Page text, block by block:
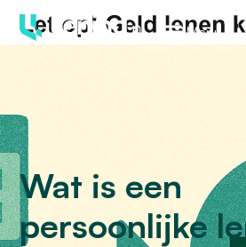
Menu
Wat is een
persoonlijke